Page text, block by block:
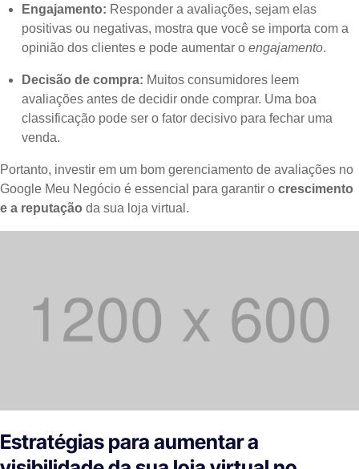
Engajamento: Responder a avaliações, sejam elas
positivas ou negativas, mostra que você se importa com a
opinião dos clientes e pode aumentar oengajamento.
Decisão de compra: Muitos consumidores leem
avaliações antes de decidir onde comprar. Uma boa
classificação pode ser o fator decisivo para fechar uma
venda.
Portanto, investir em um bom gerenciamento de avaliações no
Google Meu Negócio é essencial para garantir o crescimento
e a reputação da sua loja virtual.
Estratégias para aumentar a